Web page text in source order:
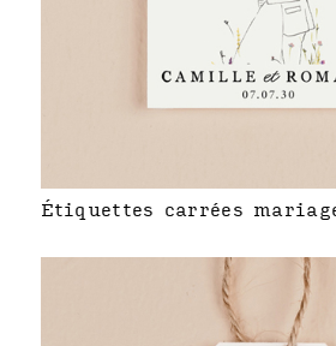
Étiquettes carrées